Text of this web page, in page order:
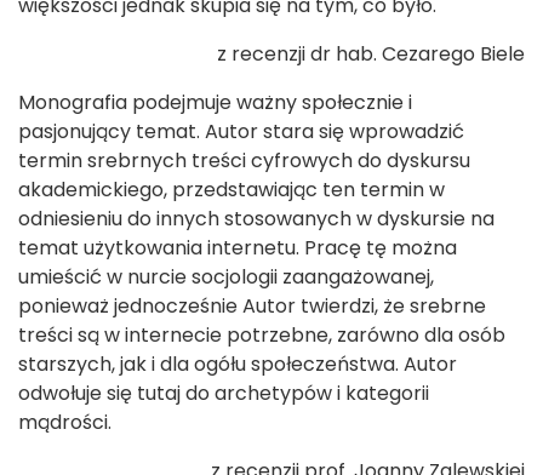
z recenzji dr hab. Cezarego Biele
Monografia podejmuje ważny społecznie i
pasjonujący temat. Autor stara się wprowadzić
termin srebrnych treści cyfrowych do dyskursu
akademickiego, przedstawiając ten termin w
odniesieniu do innych stosowanych w dyskursie na
temat użytkowania internetu. Pracę tę można
umieścić w nurcie socjologii zaangażowanej,
ponieważ jednocześnie Autor twierdzi, że srebrne
treści są w internecie potrzebne, zarówno dla osób
starszych, jak i dla ogółu społeczeństwa. Autor
odwołuje się tutaj do archetypów i kategorii
mądrości.